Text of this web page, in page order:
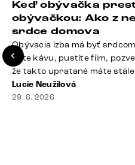
Keď obývačka
obývačkou: Ako z
srdce domova
Obývacia izba má byť
dáte kávu, pustíte film,
že takto upratané máte
sedačky, ovládač záhadne
slúži ako odkladisko
Lucie Neužilová
29. 6. 2026